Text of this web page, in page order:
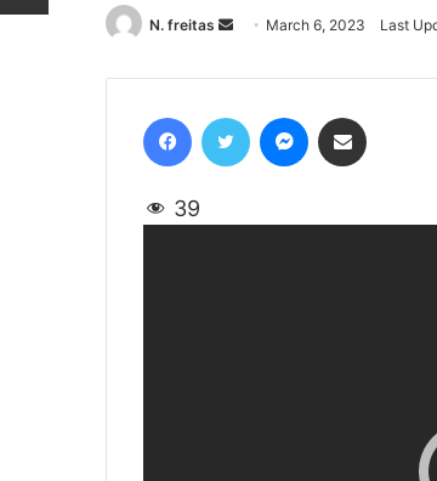
N. freitas
Send
email
March 6, 2023 Last
39